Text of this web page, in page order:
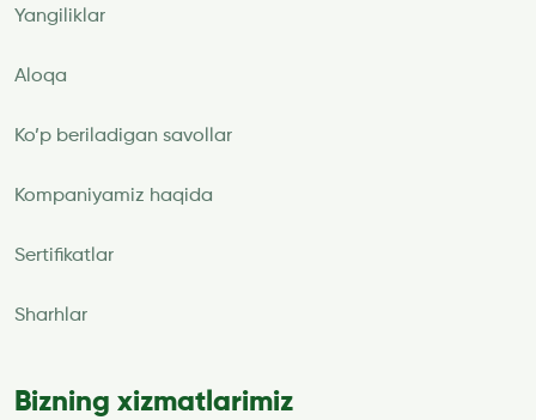
Yangiliklar
Aloqa
Ko’p beriladigan savollar
Kompaniyamiz haqida
Sertifikatlar
Sharhlar
Bizning xizmatlarimiz